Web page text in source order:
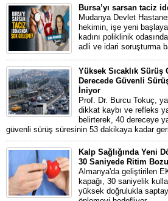
Bursa’yı sarsan taciz
Mudanya Devlet
hekimin, işe yeni
kadını poliklinik
adli ve idari soruşturma
Yüksek Sıcaklık
Derecede Güvenli
İniyor
Prof. Dr. Burcu Tokuç,
dikkat kaybı ve refleks
belirterek, 40 dereceye
güvenli sürüş süresinin 53 dakikaya kadar
Kalp Sağlığında Yeni
30 Saniyede Ritim
Almanya'da geliştirilen
kapağı, 30 saniyelik
yüksek doğrulukla